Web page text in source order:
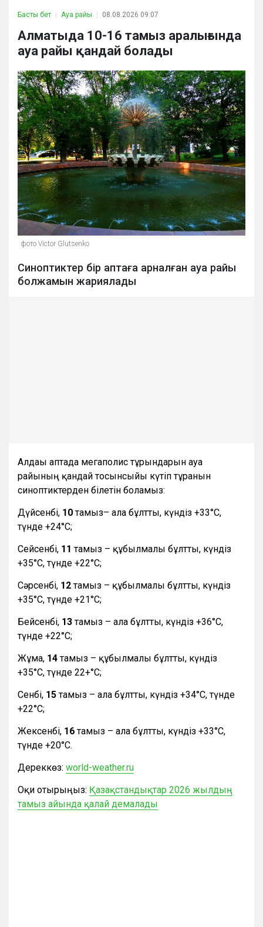
Басты бет Ауа райы 08.08.2026 09:07
Алматыда 10-16 тамыз аралығында
ауа райы қандай болады
фото Victor Glutsenko
Синоптиктер бір аптаға арналған ауа райы
болжамын жариялады
Алдағы аптада мегаполис тұрғындарын ауа
райының қандай тосынсыйы күтіп тұрғанын
синоптиктерден білетін боламыз:
Дүйсенбі, 10тамыз– ала бұлтты, күндіз +33°С,
түнде +24°С;
Сейсенбі, 11тамыз – құбылмалы бұлтты, күндіз
+35°С, түнде +22°С;
Сәрсенбі, 12тамыз – құбылмалы бұлтты, күндіз
+35°С, түнде +21°С;
Бейсенбі, 13тамыз – ала бұлтты, күндіз +36°С,
түнде +22°С;
Жұма, 14тамыз – құбылмалы бұлтты, күндіз
+35°С, түнде 22+°С;
Сенбі, 15тамыз – ала бұлтты, күндіз +34°С, түнде
+22°С;
Жексенбі, 16тамыз – ала бұлтты, күндіз +33°С,
түнде +20°С.
Дереккөз: world-weather.ru
Оқи отырыңыз: Қазақстандықтар 2026 жылдың
тамыз айында қалай демалады